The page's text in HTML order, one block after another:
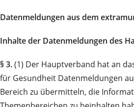
Datenmeldungen aus dem
Inhalte der Datenmeldungen des
§ 3.(1) Der Hauptverband hat an
für Gesundheit Datenmeldungen
Bereich zu übermitteln, die